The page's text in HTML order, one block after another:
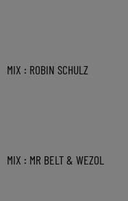
MIX : ROBIN SCHULZ
MIX : MR BELT & WEZOL